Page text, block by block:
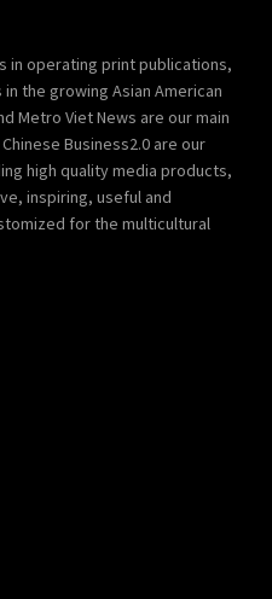
in operating print publications,
the growing Asian American
Metro Viet News are our main
Business2.0 are our
high quality media products,
inspiring, useful and
for the multicultural